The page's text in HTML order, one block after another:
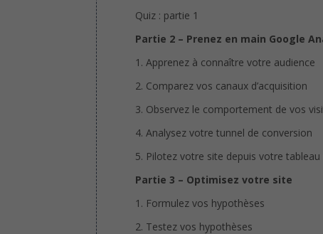
Quiz : partie 1
Partie 2 – Prenez en main Google
1. Apprenez à connaître votre audience
2. Comparez vos canaux d’acquisition
3. Observez le comportement de vos
4. Analysez votre tunnel de conversion
5. Pilotez votre site depuis votre tableau
Partie 3 – Optimisez votre site
1. Formulez vos hypothèses
2. Testez vos hypothèses